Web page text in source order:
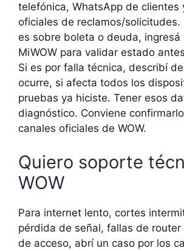
telefónica, WhatsApp de clientes
oficiales de reclamos/solicitudes.
es sobre boleta o deuda, ingresá
MiWOW para validar estado
Si es por falla técnica, describí
ocurre, si afecta todos los
pruebas ya hiciste. Tener esos
diagnóstico. Conviene
canales oficiales de WOW.
Quiero soporte
WOW
Para internet lento, cortes
pérdida de señal, fallas de router
de acceso, abrí un caso por los